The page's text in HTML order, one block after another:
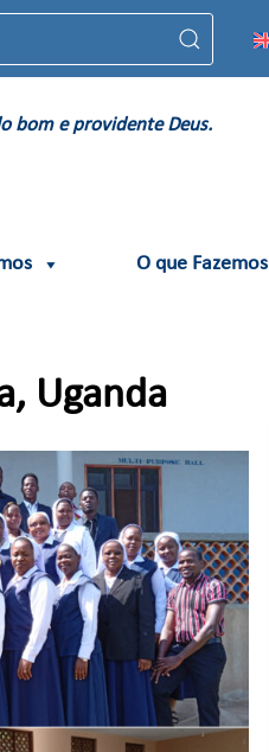
bom e providente Deus.
O que Fazemos
Uganda